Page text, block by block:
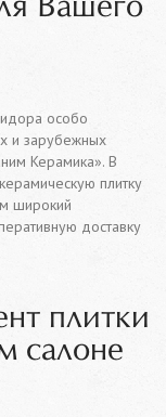
Вашего
особо
и зарубежных
Керамика». В
плитку
широкий
доставку
плитки
салоне